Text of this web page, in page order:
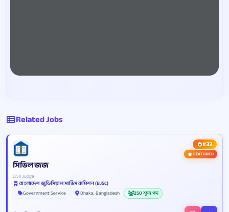
Related Jobs
#33
FEATURED
সিভিল জজ
Civil Judge
বাংলাদেশ জুডিসিয়াল সার্ভিস কমিশন (BJSC)
Government Service
Dhaka, Bangladesh 250 শূন্য পদ